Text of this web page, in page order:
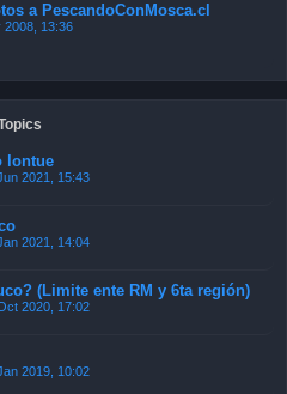
a PescandoConMosca.cl
2008, 13:36
lontue
2021, 15:43
2021, 14:04
(Limite ente RM y 6ta región)
2020, 17:02
2019, 10:02